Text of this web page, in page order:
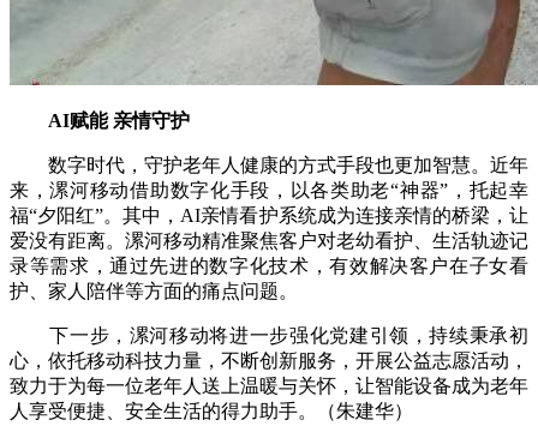
AI赋能 亲情守护
数字时代，守护老年人健康的方式手段也更加智慧。近年
来，漯河移动借助数字化手段，以各类助老“神器”，托起幸
福“夕阳红”。其中，AI亲情看护系统成为连接亲情的桥梁，让
爱没有距离。漯河移动精准聚焦客户对老幼看护、生活轨迹记
录等需求，通过先进的数字化技术，有效解决客户在子女看
护、家人陪伴等方面的痛点问题。
下一步，漯河移动将进一步强化党建引领，持续秉承初
心，依托移动科技力量，不断创新服务，开展公益志愿活动，
致力于为每一位老年人送上温暖与关怀，让智能设备成为老年
人享受便捷、安全生活的得力助手。（朱建华）